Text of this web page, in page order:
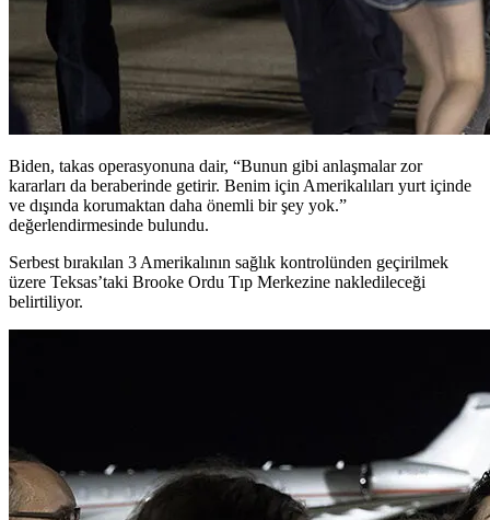
Biden, takas operasyonuna dair, “Bunun gibi anlaşmalar zor
kararları da beraberinde getirir. Benim için Amerikalıları yurt içinde
ve dışında korumaktan daha önemli bir şey yok.”
değerlendirmesinde bulundu.
Serbest bırakılan 3 Amerikalının sağlık kontrolünden geçirilmek
üzere Teksas’taki Brooke Ordu Tıp Merkezine nakledileceği
belirtiliyor.